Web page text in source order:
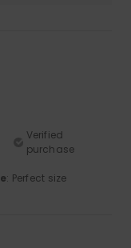
Verified
purchase
: Perfect size